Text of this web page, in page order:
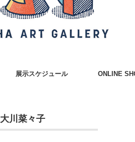
展示スケジュール ONLINE
大川菜々子